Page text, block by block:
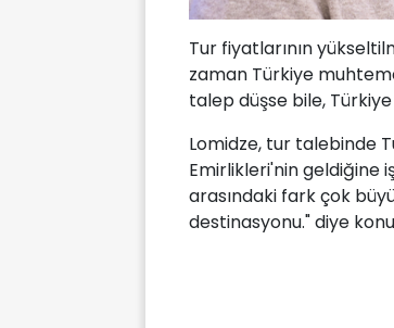
Tur fiyatlarının
zaman Türkiye
talep düşse bile,
Lomidze, tur talebinde
Emirlikleri'nin geldiğine
arasındaki fark çok
destinasyonu." diye